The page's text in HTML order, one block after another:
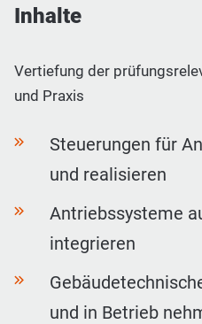
Inhalte
Vertiefung der
und Praxis
Steuerungen für
und realisieren
Antriebssysteme
integrieren
und in Betrieb